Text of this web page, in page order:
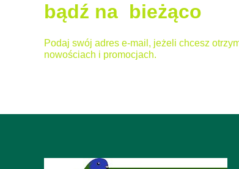
bądź na bieżąco
Podaj swój adres e-mail, jeżeli chcesz
nowościach i promocjach.